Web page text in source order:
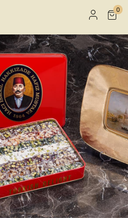
Facebook İle Bağlan 0